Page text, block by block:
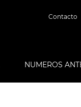
Contacto
NUMEROS